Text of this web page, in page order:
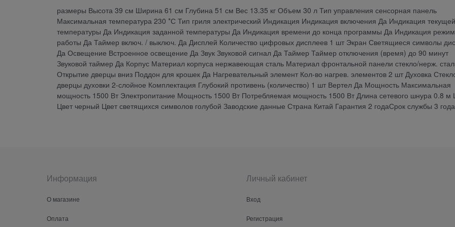
размеры Высота 39 см Ширина 61 см Глубина 51 см Вес 13.35 кг Объем 30 л Тип управления сенсорная панель
Максимальная температура 230 *С Тип гриля электрический Индикация Индикация включения Да Индикация текущей
температуры Да Индикация заданной температуры Да Индикация времени до конца программы Да Индикация
работы Да Таймер включ. / выключ. Да Дисплей Количество цифровых дисплеев 1 шт Экран Светящиеся символы
Да Освещение Встроенное освещение Да Звук Звуковой сигнал Да Таймер Таймер отключения (время) до 90 минут
Звуковой таймер Да Корпус Материал корпуса нержавеющая сталь Материал фронтальной панели стекло/нерж.
Открытие дверцы вниз Поддон для крошек Да Нагревательный элемент Кол-во нагрев. элементов 2 шт Духовка
дверцы духовки 2-слойное Комплектация Глубокий противень (количество) 1 шт Вертел Да Мощность Максимальная
мощность 1500 Вт Электропитание Мощность 1500 Вт Потребляемая мощность 1500 Вт Длина сетевого шнура 0.8 м
Цвет черный Цвет светящихся символов голубой Заводские данные Страна Китай Гарантия 2 годаСрок службы 3 года
Информация
О магазине
Оплата
Личный кабинет
Вход
Регистрация